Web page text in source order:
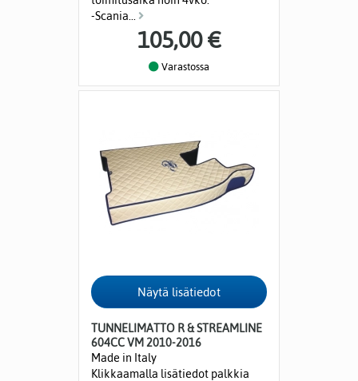
-Scania...
105,00 €
Varastossa
TUNNELIMATTO R & STREAMLINE
604CC VM 2010-2016
Made in Italy
Klikkaamalla lisätiedot palkkia